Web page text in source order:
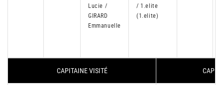
Lucie /
GIRARD
Emmanuelle
/ 1.elite
(1.elite)
CAPITAINE VISITÉ